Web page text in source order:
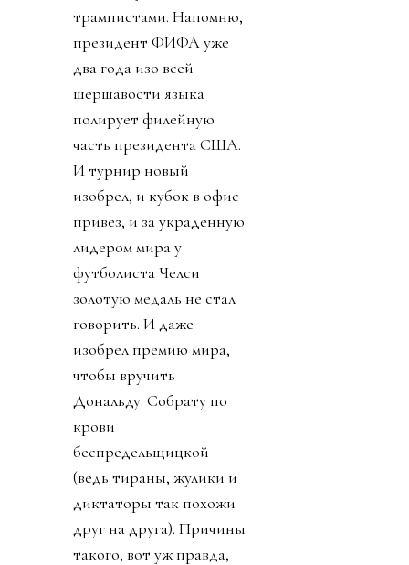
трампистами. Напомню,
президент ФИФА уже
два года изо всей
шершавости языка
полирует филейную
часть президента США.
И турнир новый
изобрел, и кубок в офис
привез, и за украденную
лидером мира у
футболиста Челси
золотую медаль не стал
говорить. И даже
изобрел премию мира,
чтобы вручить
Дональду. Собрату по
крови
беспредельщицкой
(ведь тираны, жулики и
диктаторы так похожи
друг на друга). Причины
такого, вот уж правда,